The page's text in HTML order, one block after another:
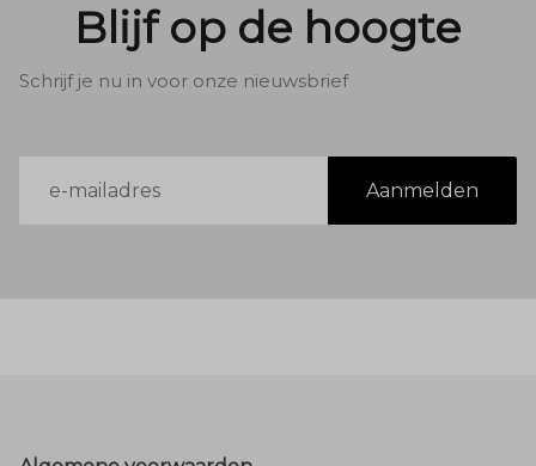
Blijf op de hoogte
Schrijf je nu in voor onze nieuwsbrief
mailadres
Aanmelden